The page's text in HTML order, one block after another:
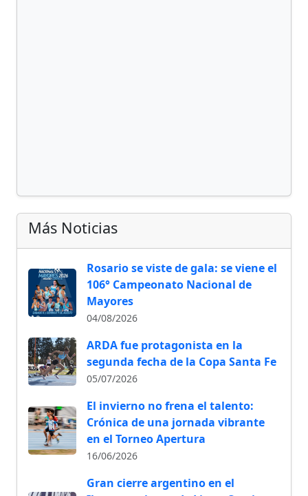
Más Noticias
Rosario se viste de gala: se viene el
106° Campeonato Nacional de
Mayores
04/08/2026
ARDA fue protagonista en la
segunda fecha de la Copa Santa Fe
05/07/2026
El invierno no frena el talento:
Crónica de una jornada vibrante
en el Torneo Apertura
16/06/2026
Gran cierre argentino en el